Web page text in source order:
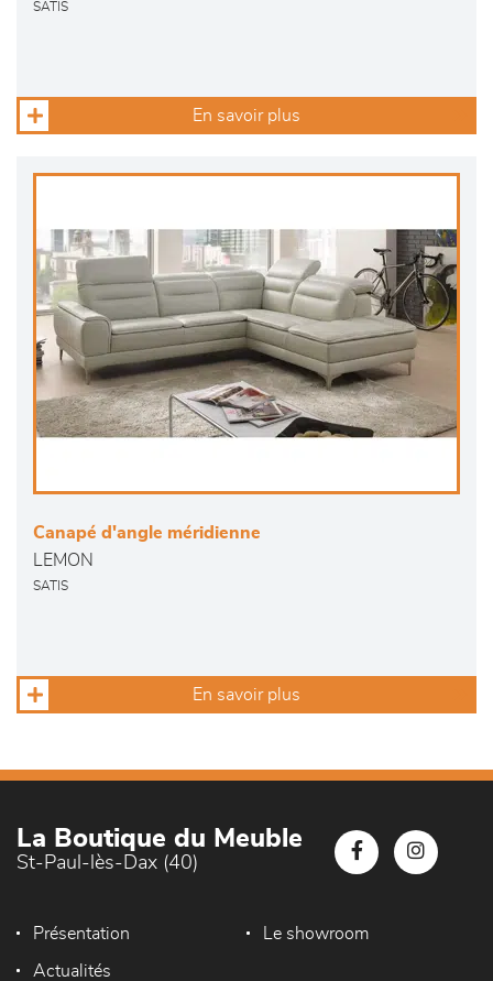
SATIS
En savoir plus
Canapé d'angle méridienne
LEMON
SATIS
En savoir plus
La Boutique du Meuble
St-Paul-lès-Dax (40)
Présentation Le showroom
Actualités